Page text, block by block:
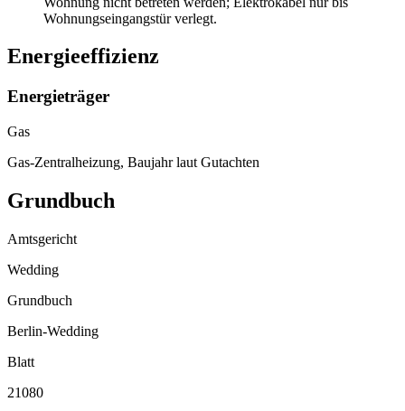
Wohnungseingangstür verlegt.
Energieeffizienz
Energieträger
Gas
Gas-Zentralheizung, Baujahr laut Gutachten
Grundbuch
Amtsgericht
Wedding
Grundbuch
Berlin-Wedding
Blatt
21080